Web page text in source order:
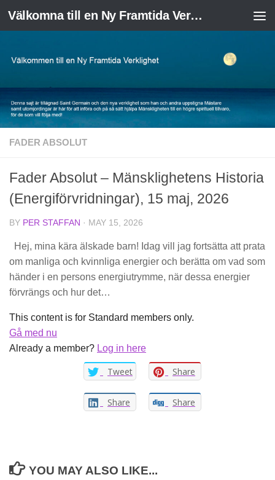
Skip to content Välkomna till en Ny Framtida Verklighet
FADER ABSOLUT
Fader Absolut – Mänsklighetens Historia
(Energiförvridningar), 15 maj, 2026
BY PER STAFFAN · MAY 15, 2026
Hej, mina kära älskade barn! Idag vill jag fortsätta att prata
om manliga och kvinnliga energier och berätta om vad som
händer i en persons energiutrymme, när dessa energier
förvrängs och hur det…
This content is for Standard members only.
Gå med nu
Already a member? Log in here
Tweet Share
Share Share
YOU MAY ALSO LIKE...